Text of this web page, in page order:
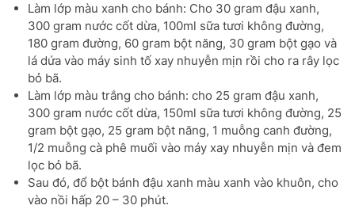
Làm lớp màu xanh cho bánh: Cho 30 gram đậu xanh,
300 gram nước cốt dừa, 100ml sữa tươi không đường,
180 gram đường, 60 gram bột năng, 30 gram bột gạo và
lá dứa vào máy sinh tố xay nhuyễn mịn rồi cho ra rây lọc
bỏ bã.
Làm lớp màu trắng cho bánh: cho 25 gram đậu xanh,
300 gram nước cốt dừa, 150ml sữa tươi không đường, 25
gram bột gạo, 25 gram bột năng, 1 muỗng canh đường,
1/2 muỗng cà phê muối vào máy xay nhuyễn mịn và đem
lọc bỏ bã.
Sau đó, đổ bột bánh đậu xanh màu xanh vào khuôn, cho
vào nồi hấp 20 – 30 phút.